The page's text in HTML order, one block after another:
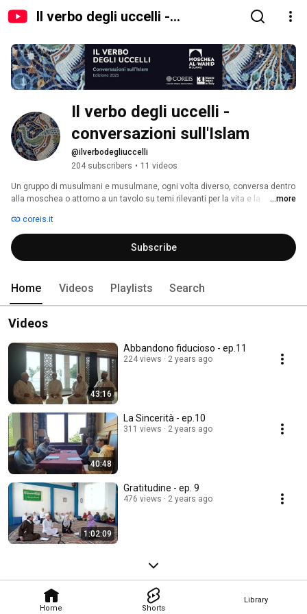
Il verbo degli uccelli -
Home Shorts
Library
Il verbo degli uccelli -
conversazioni sull'Islam
@ilverbodegliuccelli
204 subscribers • 11 videos
Un gruppo di musulmani e musulmane, ogni volta diverso, conversa dentro
alla moschea o attorno a un tavolo su temi rilevanti per la vita e la
titolo dall’opera del grande santo e sapiente persiano del XII secolo Farid al-
Din Attar ed è un progetto della COREIS Comunità Religiosa Islamica
Italiana con la Moschea Al-Wahid di Milano.
...more
coreis.it
Subscribe
Home Videos Playlists Search
Videos
43:16
Abbandono fiducioso - ep.11
224 views 2 years ago
40:48
La Sincerità - ep.10
311 views 2 years ago
1:02:09
Gratitudine - ep. 9
476 views 2 years ago